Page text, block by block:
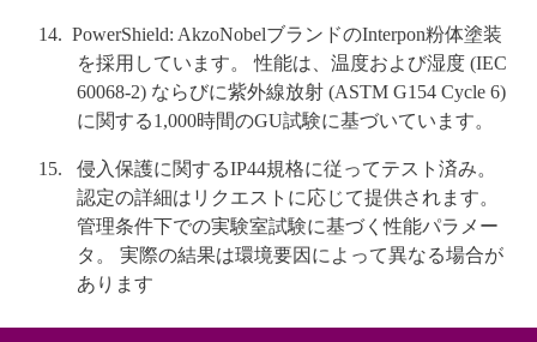
PowerShield: AkzoNobelブランドのInterpon粉体塗装
を採用しています。 性能は、温度および湿度 (IEC
60068-2) ならびに紫外線放射 (ASTM G154 Cycle 6)
に関する1,000時間のGU試験に基づいています。
侵入保護に関するIP44規格に従ってテスト済み。
認定の詳細はリクエストに応じて提供されます。
管理条件下での実験室試験に基づく性能パラメー
タ。 実際の結果は環境要因によって異なる場合が
あります